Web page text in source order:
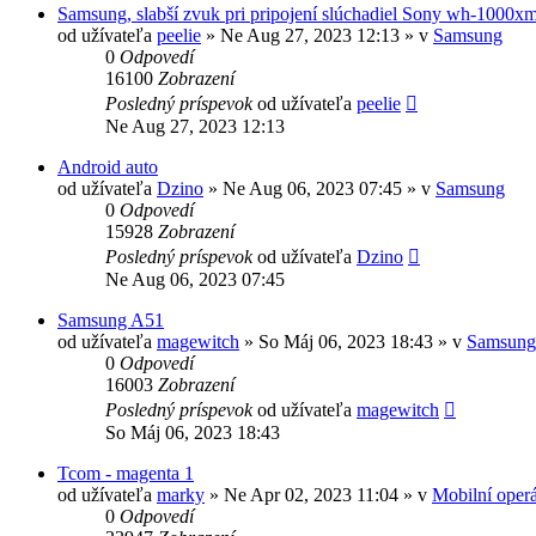
Samsung, slabší zvuk pri pripojení slúchadiel Sony wh-
od užívateľa peelie » Ne Aug 27, 2023 12:13 » v Samsung
0 Odpovedí
16100 Zobrazení
Posledný príspevokod užívateľa peelie
Ne Aug 27, 2023 12:13
Android auto
od užívateľa Dzino » Ne Aug 06, 2023 07:45 » v Samsung
0 Odpovedí
15928 Zobrazení
Posledný príspevokod užívateľa Dzino
Ne Aug 06, 2023 07:45
Samsung A51
od užívateľa magewitch » So Máj 06, 2023 18:43 » v Samsung
0 Odpovedí
16003 Zobrazení
Posledný príspevokod užívateľa magewitch
So Máj 06, 2023 18:43
Tcom - magenta 1
od užívateľa marky » Ne Apr 02, 2023 11:04 » v Mobilní
0 Odpovedí